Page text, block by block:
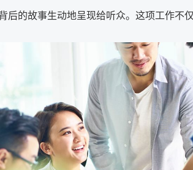
的故事生动地呈现给听众。这项工作不